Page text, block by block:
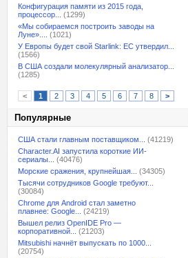
Конфигурация памяти из 2015 года,
процессор...
(1299)
«Мы собираемся построить заводы на
Луне»....
(1021)
У Европы будет свой Starlink: ЕС утвердил...
(1566)
В США создали молекулярный анализатор...
(1285)
< 1 2 3 4 5 6 7 8 >
Популярные
США стали главным поставщиком...
(41219)
Character.AI запустила короткие ИИ-
сериалы...
(40476)
Морские сражения, крупнейшая...
(34305)
Тысячи сотрудников Google требуют...
(30084)
Chrome для Android стал заметно
плавнее: Google...
(24219)
Вышел релиз OpenIDE Pro —
корпоративной...
(21203)
Mitsubishi начнёт выпускать по 1000...
(20754)